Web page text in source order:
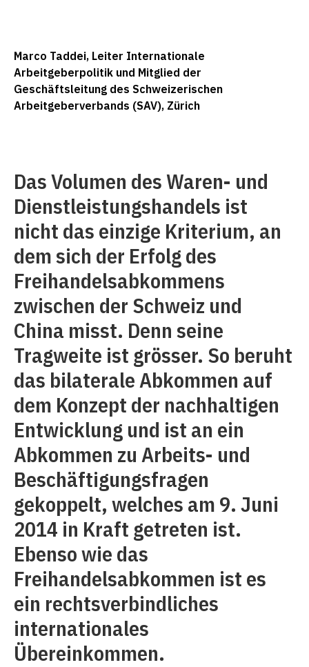
Marco Taddei, Leiter Internationale
Arbeitgeberpolitik und Mitglied der
Geschäftsleitung des Schweizerischen
Arbeitgeberverbands (SAV), Zürich
Das Volumen des Waren- und
Dienstleistungshandels ist
nicht das einzige Kriterium, an
dem sich der Erfolg des
Freihandelsabkommens
zwischen der Schweiz und
China misst. Denn seine
Tragweite ist grösser. So beruht
das bilaterale Abkommen auf
dem Konzept der nachhaltigen
Entwicklung und ist an ein
Abkommen zu Arbeits- und
Beschäftigungsfragen
gekoppelt, welches am 9. Juni
2014 in Kraft getreten ist.
Ebenso wie das
Freihandelsabkommen ist es
ein rechtsverbindliches
internationales
Übereinkommen.